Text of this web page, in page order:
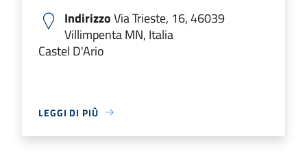
IndirizzoVia Trieste, 16, 46039
Villimpenta MN, Italia
Castel D'Ario
LEGGI DI PIÙ